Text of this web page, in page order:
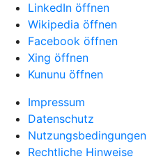
LinkedIn öffnen
Wikipedia öffnen
Facebook öffnen
Xing öffnen
Kununu öffnen
Impressum
Datenschutz
Nutzungsbedingungen
Rechtliche Hinweise